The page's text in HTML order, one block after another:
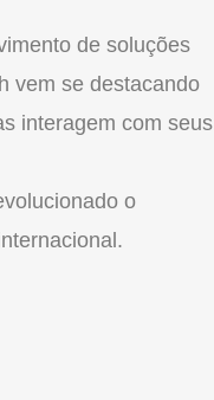
de soluções
vem se destacando
interagem com seus
o